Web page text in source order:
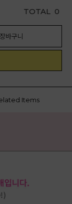
TOTAL 0
장바구니
Items